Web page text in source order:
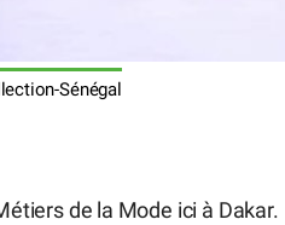
Sénégal
de la Mode ici à Dakar.